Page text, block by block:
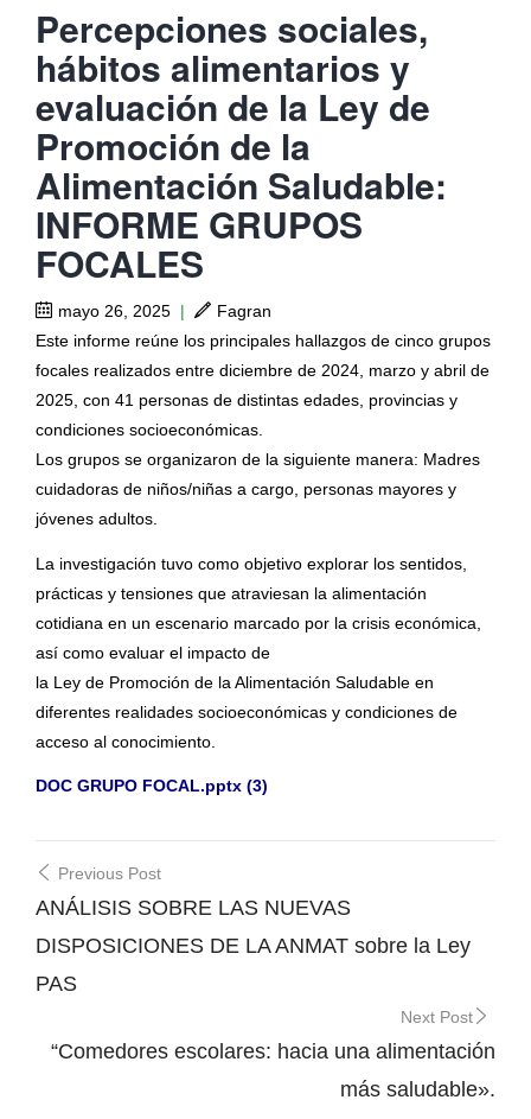
Percepciones sociales,
hábitos alimentarios y
evaluación de la Ley de
Promoción de la
Alimentación Saludable:
INFORME GRUPOS
FOCALES
mayo 26, 2025 |
Fagran
Este informe reúne los principales hallazgos de cinco grupos
focales realizados entre diciembre de 2024, marzo y abril de
2025, con 41 personas de distintas edades, provincias y
condiciones socioeconómicas.
Los grupos se organizaron de la siguiente manera: Madres
cuidadoras de niños/niñas a cargo, personas mayores y
jóvenes adultos.
La investigación tuvo como objetivo explorar los sentidos,
prácticas y tensiones que atraviesan la alimentación
cotidiana en un escenario marcado por la crisis económica,
así como evaluar el impacto de
la Ley de Promoción de la Alimentación Saludable en
diferentes realidades socioeconómicas y condiciones de
acceso al conocimiento.
DOC GRUPO FOCAL.pptx (3)
Post
navigation
Previous Post
ANÁLISIS SOBRE LAS NUEVAS
DISPOSICIONES DE LA ANMAT sobre la Ley
PAS
Next Post
“Comedores escolares: hacia una alimentación
más saludable».